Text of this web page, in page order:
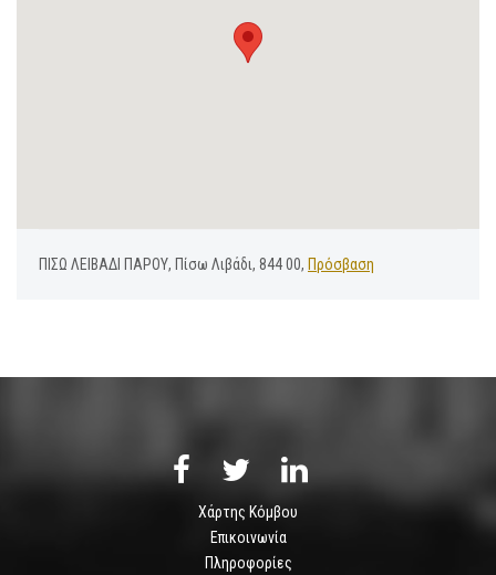
ΠΙΣΩ ΛΕΙΒΑΔΙ ΠΑΡΟΥ, Πίσω Λιβάδι, 844 00, Πρόσβαση
Χάρτης Κόμβου
Επικοινωνία
Πληροφορίες